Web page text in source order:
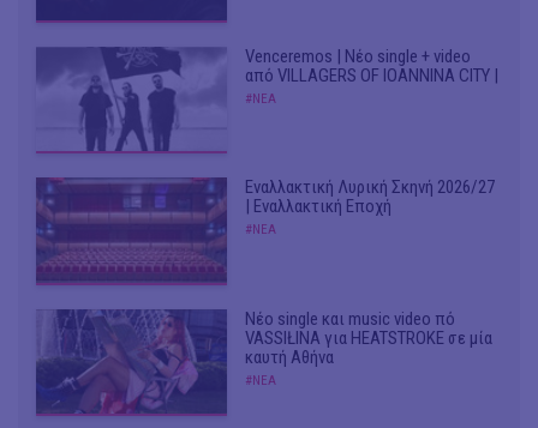
Venceremos | Νέο single + video
από VILLAGERS OF IOANNINA CITY |
#ΝΕΑ
Εναλλακτική Λυρική Σκηνή 2026/27
| Εναλλακτική Εποχή
#ΝΕΑ
Νέο single και music video πό
VASSIŁINA για HEATSTROKE σε μία
καυτή Αθήνα
#ΝΕΑ